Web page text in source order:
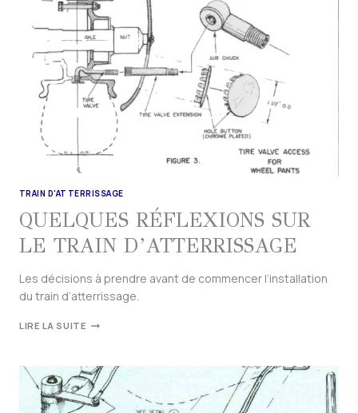
TRAIN D'ATTERRISSAGE
QUELQUES RÉFLEXIONS SUR
LE TRAIN D’ATTERRISSAGE
Les décisions à prendre avant de commencer l’installation
du train d’atterrissage.
LIRE LA SUITE